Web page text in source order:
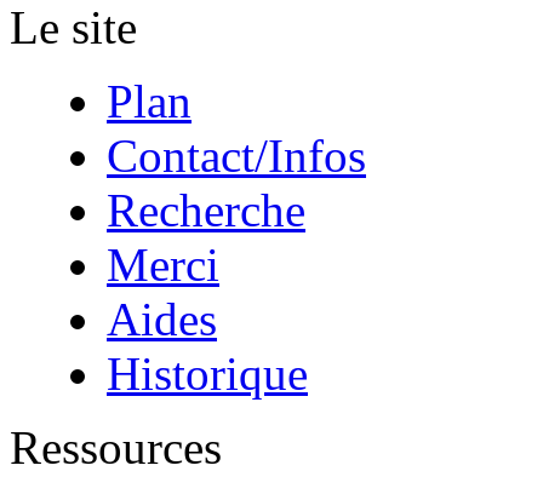
Le site
Plan
Contact/Infos
Recherche
Merci
Aides
Historique
Ressources